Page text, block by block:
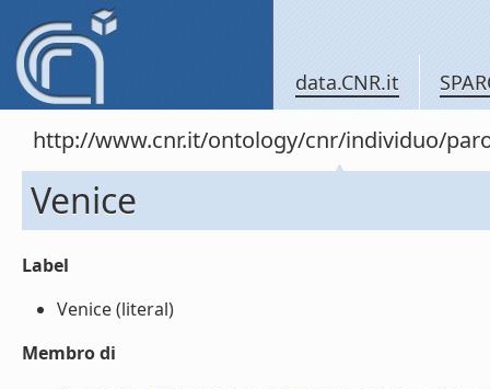
data.CNR.it
http://www.cnr.it/ontology/cnr/individuo/
Venice
Label
Venice (literal)
Membro di